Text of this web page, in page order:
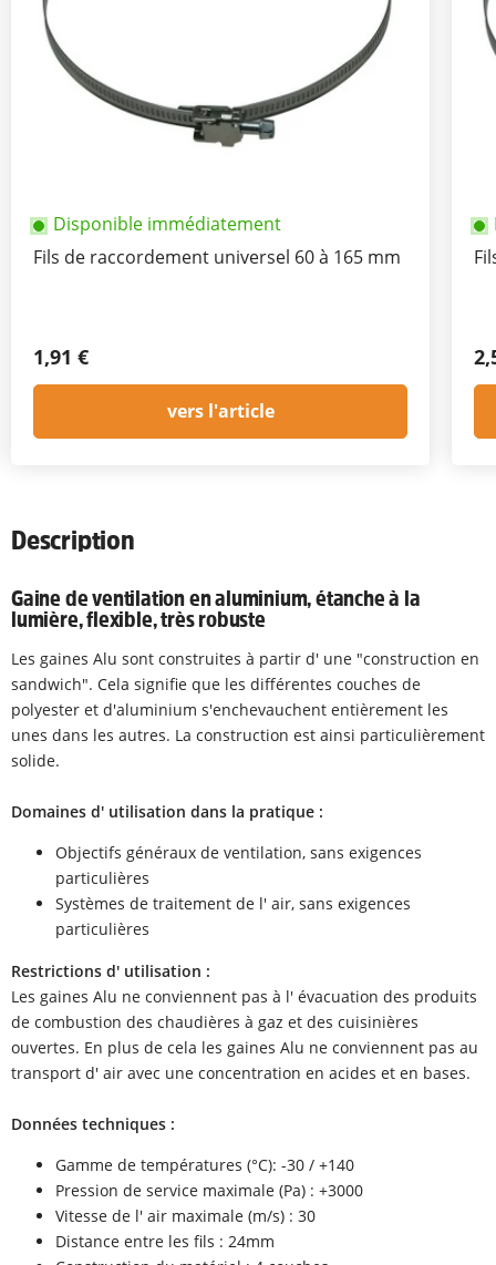
Disponible immédiatement
Fils de raccordement universel 60 à 165 mm
1,91 €
vers l'article
Description
Gaine de ventilation en aluminium, étanche à la
lumière, flexible, très robuste
Les gaines Alu sont construites à partir d' une "construction en
sandwich". Cela signifie que les différentes couches de
polyester et d'aluminium s'enchevauchent entièrement les
unes dans les autres. La construction est ainsi particulièrement
solide.
Domaines d' utilisation dans la pratique :
Objectifs généraux de ventilation, sans exigences
particulières
Systèmes de traitement de l' air, sans exigences
particulières
Restrictions d' utilisation :
Les gaines Alu ne conviennent pas à l' évacuation des produits
de combustion des chaudières à gaz et des cuisinières
ouvertes. En plus de cela les gaines Alu ne conviennent pas au
transport d' air avec une concentration en acides et en bases.
Données techniques :
Gamme de températures (°C): -30 / +140
Pression de service maximale (Pa) : +3000
Vitesse de l' air maximale (m/s) : 30
Distance entre les fils : 24mm